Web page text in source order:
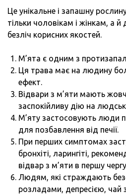
Це унікальне і запашну
тільки чоловікам і жінкам, а
безліч корисних якостей.
М’ята є одним з
Ця трава має на людину
ефект.
Відвари з м’яти мають
заспокійливу дію на
М’яту застосовують люди
для позбавлення від печії.
При перших симптомах
бронхіті, ларингіті,
відвар з м’яти в першу
Людям, які страждають
розладами, депресією, чай